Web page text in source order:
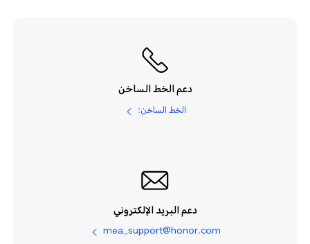
دعم الخط الساخن
الخط الساخن:
دعم البريد الإلكتروني
mea_support@honor.com